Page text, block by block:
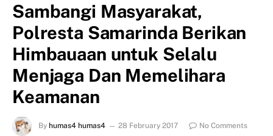
Sambangi Masyarakat,
Polresta Samarinda Berikan
Himbauaan untuk Selalu
Menjaga Dan Memelihara
Keamanan
By humas4 humas4 28 February 2017
No Comments